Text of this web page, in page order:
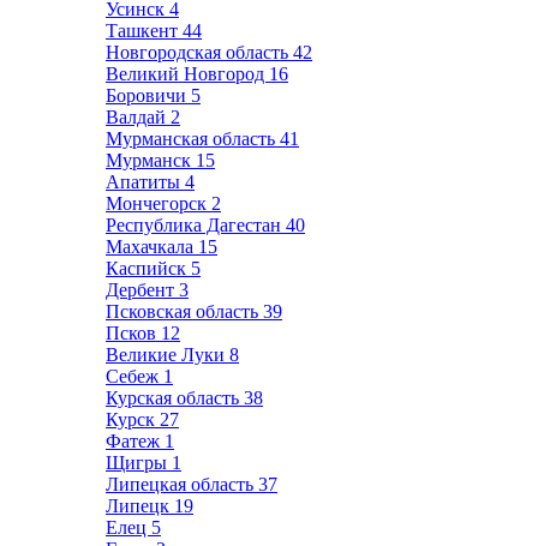
Усинск 4
Ташкент 44
Новгородская область 42
Великий Новгород 16
Боровичи 5
Валдай 2
Мурманская область 41
Мурманск 15
Апатиты 4
Мончегорск 2
Республика Дагестан 40
Махачкала 15
Каспийск 5
Дербент 3
Псковская область 39
Псков 12
Великие Луки 8
Себеж 1
Курская область 38
Курск 27
Фатеж 1
Щигры 1
Липецкая область 37
Липецк 19
Елец 5